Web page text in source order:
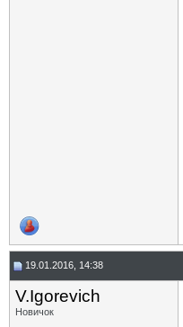
19.01.2016, 14:38
V.Igorevich
Новичок